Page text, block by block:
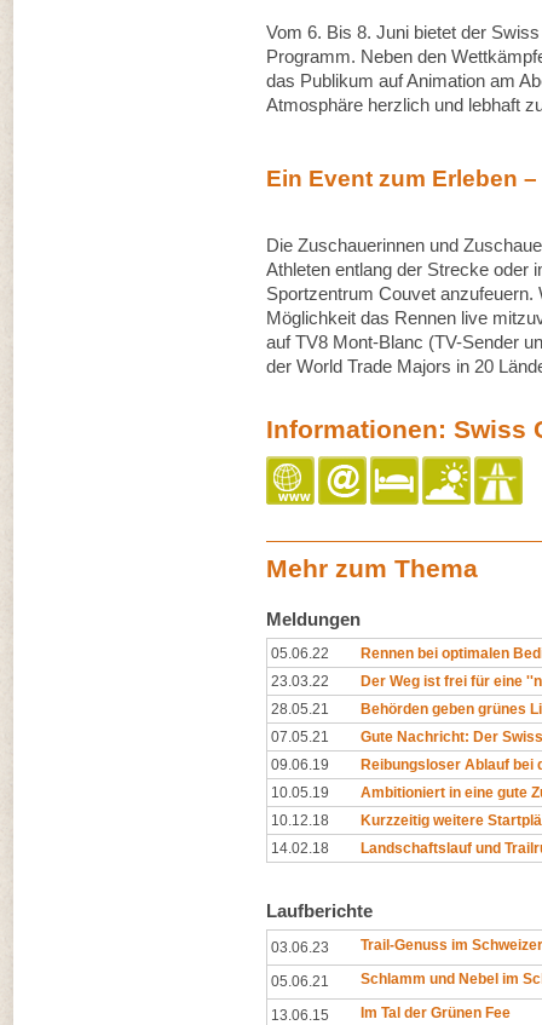
Vom 6. Bis 8. Juni bietet der
Programm. Neben den
das Publikum auf Animation am
Atmosphäre herzlich und lebhaft
Ein Event zum Erleben
Die Zuschauerinnen und
Athleten entlang der Strecke oder
Sportzentrum Couvet
Möglichkeit das Rennen live
auf TV8 Mont-Blanc (TV-Sender
der World Trade Majors in 20
Informationen: Swiss
Mehr zum Thema
Meldungen
05.06.22
Rennen bei optimalen
23.03.22
Der Weg ist frei für eine
28.05.21
Behörden geben grünes
07.05.21
Gute Nachricht: Der
09.06.19
Reibungsloser Ablauf bei
10.05.19
Ambitioniert in eine gute
10.12.18
Kurzzeitig weitere
14.02.18
Landschaftslauf und
Laufberichte
03.06.23 Trail-Genuss im
05.06.21 Schlamm und Nebel im
13.06.15 Im Tal der Grünen Fee